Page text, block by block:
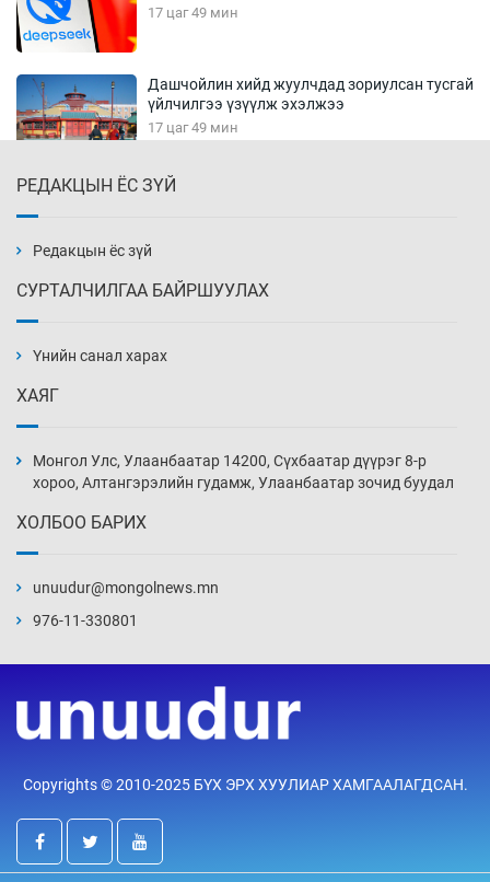
17 цаг 49 мин
Дашчойлин хийд жуулчдад зориулсан тусгай
үйлчилгээ үзүүлж эхэлжээ
17 цаг 49 мин
18 цаг 19 мин
18 цаг 49 мин
19 цаг 19 мин
19 цаг 49 мин
20 цаг 19 мин
суралцагчдын амьжиргааны зардлын
РЕДАКЦЫН ЁС ЗҮЙ
Редакцын ёс зүй
СУРТАЛЧИЛГАА БАЙРШУУЛАХ
Үнийн санал харах
ХАЯГ
Монгол Улс, Улаанбаатар 14200, Сүхбаатар дүүрэг 8-р
хороо, Алтангэрэлийн гудамж, Улаанбаатар зочид буудал
ХОЛБОО БАРИХ
unuudur@mongolnews.mn
976-11-330801
Copyrights © 2010-2025 БҮХ ЭРХ ХУУЛИАР ХАМГААЛАГДСАН.